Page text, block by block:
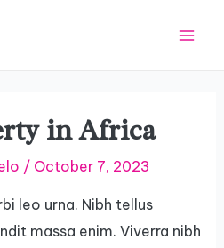
in Africa
/ October 7, 2023
leo urna. Nibh tellus
massa enim. Viverra nibh